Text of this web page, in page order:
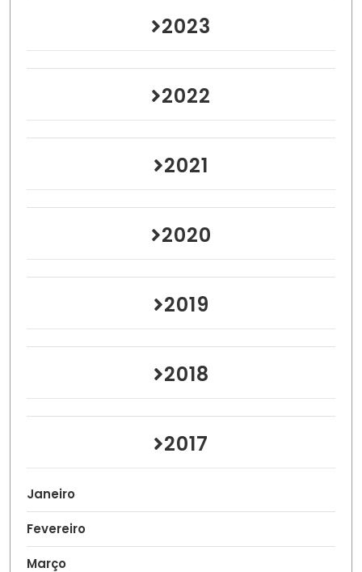
2023
2022
2021
2020
2019
2018
2017
Janeiro
Fevereiro
Março